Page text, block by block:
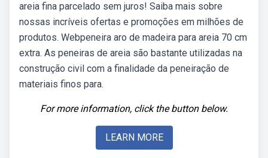
areia fina parcelado sem juros! Saiba mais sobre
nossas incríveis ofertas e promoções em milhões de
produtos. Webpeneira aro de madeira para areia 70 cm
extra. As peneiras de areia são bastante utilizadas na
construção civil com a finalidade da peneiração de
materiais finos para.
For more information, click the button below.
LEARN MORE